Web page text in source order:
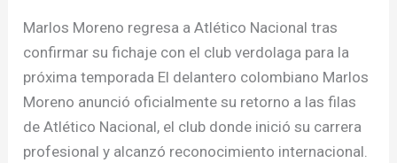
Marlos Moreno regresa a Atlético Nacional tras
confirmar su fichaje con el club verdolaga para la
próxima temporada El delantero colombiano Marlos
Moreno anunció oficialmente su retorno a las filas
de Atlético Nacional, el club donde inició su carrera
profesional y alcanzó reconocimiento internacional.